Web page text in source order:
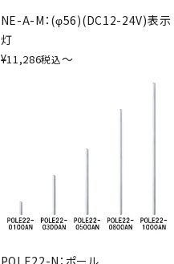
NE-A-M：(φ56)(DC12-24V)表示
灯
¥11,286税込〜
POLE22-N：ポール